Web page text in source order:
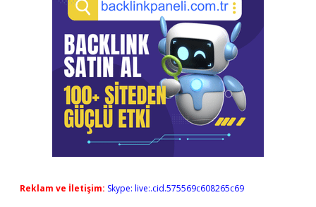
Reklam ve İletişim: Skype: live:.cid.575569c608265c69